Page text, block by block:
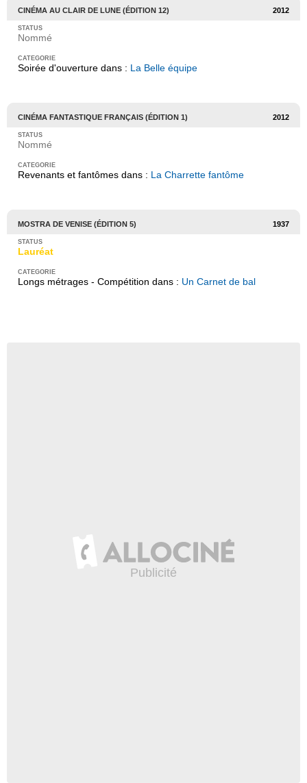
CINÉMA AU CLAIR DE LUNE (ÉDITION 12) 2012
Nommé
Soirée d'ouverture dans : La Belle équipe
CINÉMA FANTASTIQUE FRANÇAIS (ÉDITION 1) 2012
Nommé
Revenants et fantômes dans : La Charrette fantôme
MOSTRA DE VENISE (ÉDITION 5) 1937
Lauréat
Longs métrages - Compétition dans : Un Carnet de bal